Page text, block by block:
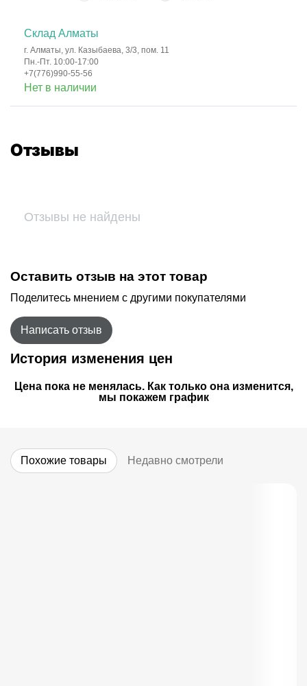
Склад Алматы
г. Алматы, ул. Казыбаева, 3/3, пом. 11
Пн.-Пт. 10:00-17:00
+7(776)990-55-56
Нет в наличии
Отзывы
Отзывы не найдены
Оставить отзыв на этот товар
Поделитесь мнением с другими покупателями
Написать отзыв
История изменения цен
Цена пока не менялась. Как только она изменится,
мы покажем график
Похожие товары Недавно смотрели